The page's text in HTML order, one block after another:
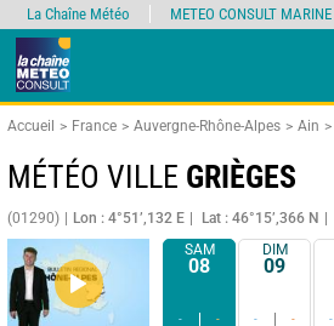
Accueil France Auvergne-Rhône-Alpes Ain
MÉTÉO VILLE GRIÈGES
(01290) Lon : 4°51’,132 E Lat : 46°15’,366 N
SAM
08
- -
DIM
09
- - -
La Chaîne Météo METEO CONSULT MARINE